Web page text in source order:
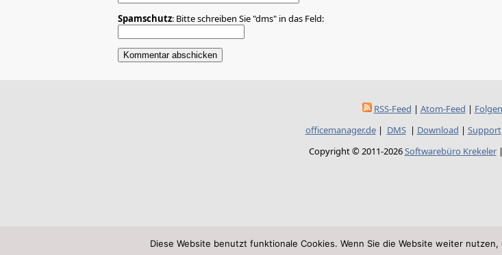
Spamschutz: Bitte schreiben Sie "dms" in das Feld:
RSS-Feed | Atom-Feed |
officemanager.de| DMS| Download | Support
Copyright © 2011-2026Softwarebüro Krekeler|
Diese Website benutzt funktionale Cookies. Wenn Sie die Website weiter